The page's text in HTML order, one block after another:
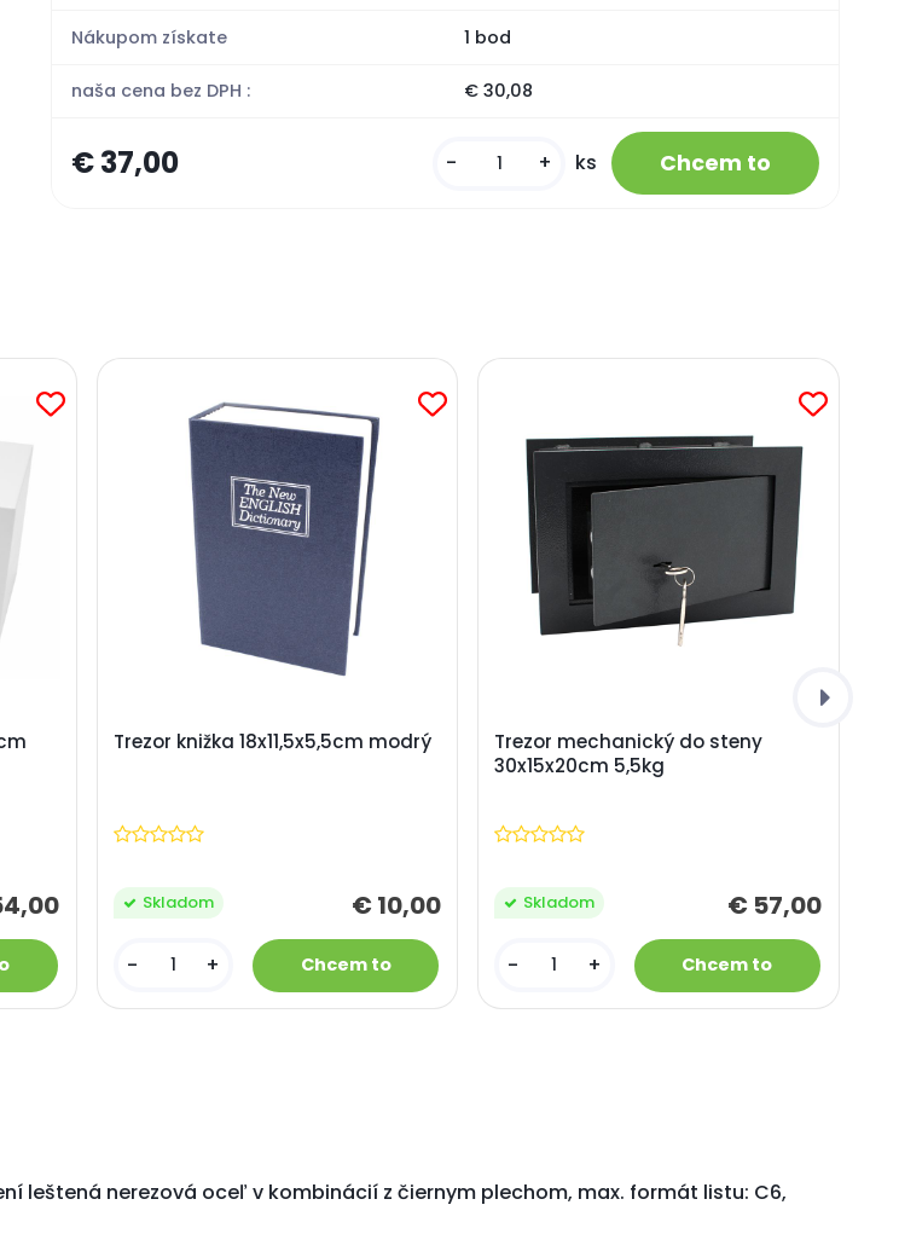
Nákupom získate 1 bod
naša cena bez DPH : € 30,08
€ 37,00 - + ks
Trezor knižka 18x11,5x5,5cm modrý
€ 10,00
Skladom
- +
Trezor mechanický do steny
30x15x20cm 5,5kg
€ 57,00
Skladom
- +
leštená nerezová oceľ v kombinácií z čiernym plechom, max. formát listu: C6,